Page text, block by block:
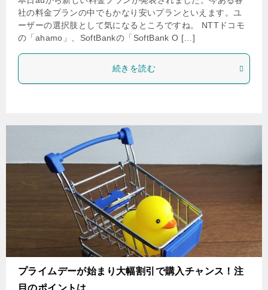
社の料金プランの中でもかなり安いプランといえます。ユ
ーザーの選択肢として気になるところですね。 NTTドコモ
の「ahamo」、SoftBankの「SoftBank O […]
続きを読む
プライムデーが始まり大幅割引で購入チャンス！注
目のポイントは